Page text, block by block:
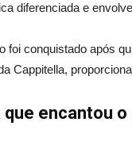
diferenciada e
foi conquistado após
Cappitella,
que encantou o